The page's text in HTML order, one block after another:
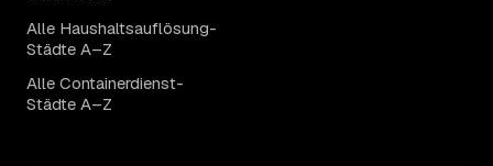
Alle Haushaltsauflösung-
Städte A–Z
Alle Containerdienst-
Städte A–Z